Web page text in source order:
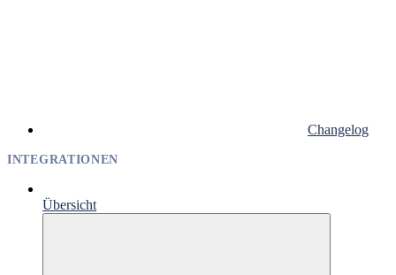
Changelog
INTEGRATIONEN
Übersicht